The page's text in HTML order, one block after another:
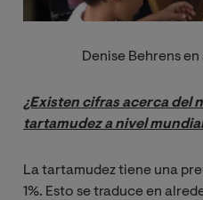
Denise Behrens
¿Existen cifras acerca del
tartamudez a nivel
La tartamudez tiene una
1%. Esto se traduce en